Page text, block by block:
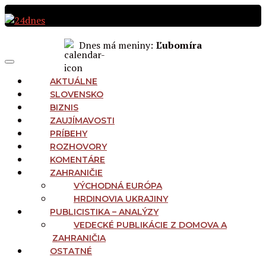
Preskočiť
na
Dnes má meniny: Ľubomíra
NAVIGATION
Menu
AKTUÁLNE
SLOVENSKO
BIZNIS
ZAUJÍMAVOSTI
PRÍBEHY
ROZHOVORY
KOMENTÁRE
ZAHRANIČIE
VÝCHODNÁ EURÓPA
HRDINOVIA UKRAJINY
PUBLICISTIKA – ANALÝZY
VEDECKÉ PUBLIKÁCIE Z DOMOVA A
ZAHRANIČIA
OSTATNÉ